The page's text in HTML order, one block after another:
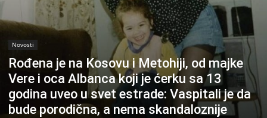
Novosti
Rođena je na Kosovu i Metohiji, od majke
Vere i oca Albanca koji je ćerku sa 13
godina uveo u svet estrade: Vaspitali je da
bude porodična, a nema skandaloznije